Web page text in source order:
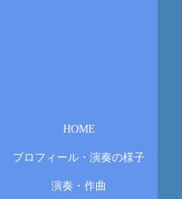
HOME
プロフィール・演奏の様子
演奏・作曲